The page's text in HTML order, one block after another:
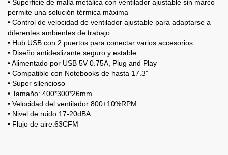
• Superficie de malla metálica con ventilador ajustable sin marco
permite una solución térmica máxima
• Control de velocidad de ventilador ajustable para adaptarse a
diferentes ambientes de trabajo
• Hub USB con 2 puertos para conectar varios accesorios
• Diseño antideslizante seguro y estable
• Alimentado por USB 5V 0.75A, Plug and Play
• Compatible con Notebooks de hasta 17.3”
• Super silencioso
• Tamaño: 400*300*26mm
• Velocidad del ventilador 800±10%RPM
• Nivel de ruido 17-20dBA
• Flujo de aire:63CFM